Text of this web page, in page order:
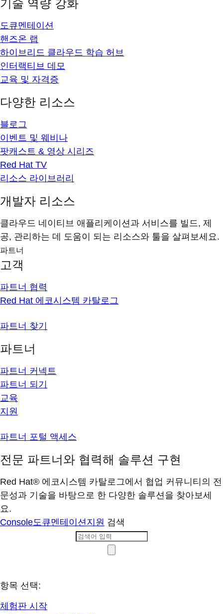
기술 역량 강화
도큐멘테이션
핸즈온 랩
하이브리드 클라우드 학습 허브
인터랙티브 데모
교육 및 자격증
다양한 리소스
블로그
이벤트 및 웨비나
팟캐스트 & 영상 시리즈
Red Hat TV
리소스 라이브러리
개발자 리소스
클라우드 네이티브 애플리케이션과 서비스를 빌드, 제
공, 관리하는 데 도움이 되는 리소스와 툴을 살펴보세요.
파트너
고객
파트너 협력
Red Hat 에코시스템 카탈로그
파트너 찾기
파트너
파트너 커넥트
파트너 되기
교육
지원
파트너 포털 액세스
전문 파트너와 협력해 솔루션 구현
Red Hat® 에코시스템 카탈로그에서 협업 커뮤니티의 전
문성과 기술을 바탕으로 한 다양한 솔루션을 찾아보세
요.
Console도큐멘테이션지원 검색
항목 선택:
체험판 시작